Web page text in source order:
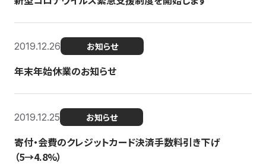
2019.12.26 お知らせ
年末年始休業のお知らせ
2019.12.25 お知らせ
寄付・会費のクレジットカード決済手数料引き下げ
（5→4.8%）